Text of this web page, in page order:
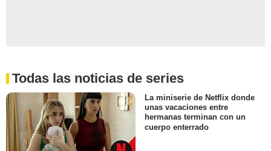
Todas las noticias de series
La miniserie de Netflix donde
unas vacaciones entre
hermanas terminan con un
cuerpo enterrado